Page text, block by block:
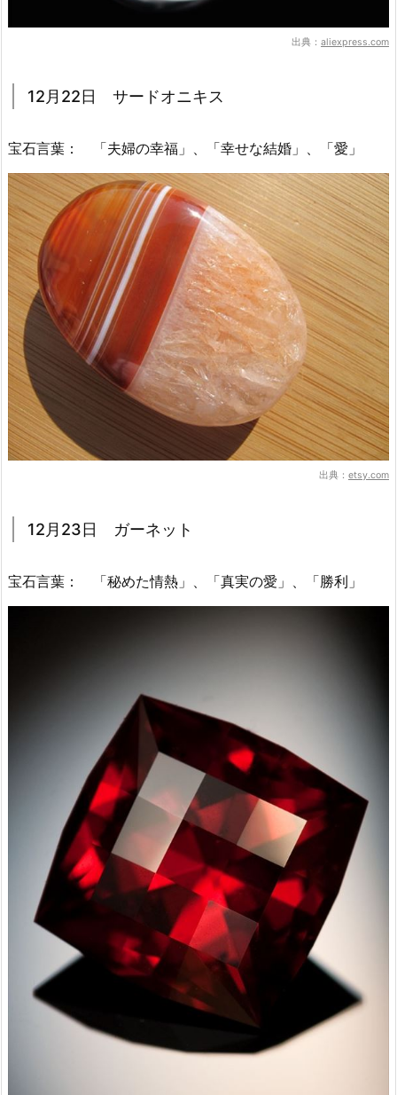
出典： aliexpress.com
12月22日 サードオニキス
宝石言葉： 「夫婦の幸福」、「幸せな結婚」、「愛」
出典： etsy.com
12月23日 ガーネット
宝石言葉： 「秘めた情熱」、「真実の愛」、「勝利」